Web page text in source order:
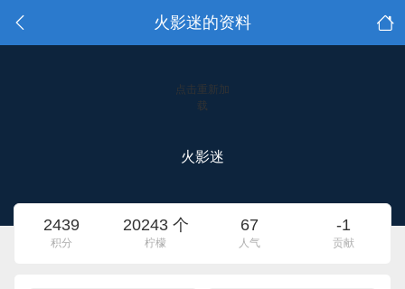
火影迷的资料
点击重新加
载
火影迷
2439
积分
20243 个
柠檬
67
人气
-1
贡献